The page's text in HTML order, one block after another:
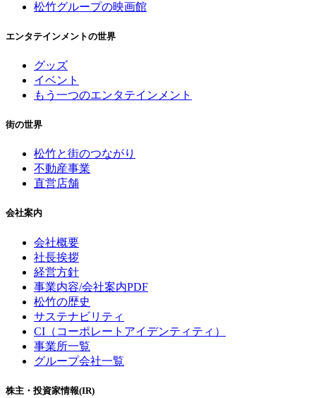
松竹グループの映画館
エンタテインメントの世界
グッズ
イベント
もう一つのエンタテインメント
街の世界
松竹と街のつながり
不動産事業
直営店舗
会社案内
会社概要
社長挨拶
経営方針
事業内容/会社案内PDF
松竹の歴史
サステナビリティ
CI（コーポレートアイデンティティ）
事業所一覧
グループ会社一覧
株主・投資家情報(IR)